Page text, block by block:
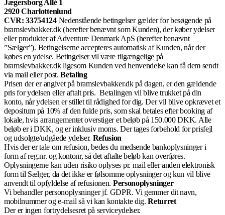
Jægersborg Allé 1
2920 Charlottenlund
CVR: 33754124 Nedenstående betingelser gælder for besøgende på
bramslevbakker.dk (herefter benævnt som Kunden), der køber ydelser
eller produkter af Adventure Denmark ApS (herefter benævnt
”Sælger”). Betingelserne accepteres automatisk af Kunden, når der
købes en ydelse. Betingelser vil være tilgængelige på
bramslevbakker.dk ligesom Kunden ved henvendelse kan få dem sendt
via mail eller post. Betaling
Prisen der er angivet på bramslevbakker.dk på dagen, er den gældende
pris for ydelsen eller aftalt pris. Betalingen vil blive trukket på din
konto, når ydelsen er stillet til rådighed for dig. Der vil blive opkrævet et
depositum på 10% af den fulde pris, som skal betales efter booking af
lokale, hvis arrangementet overstiger et beløb på 150.000 DKK. Alle
beløb er i DKK, og er inklusiv moms. Der tages forbehold for prisfejl
og udsolgte/udgåede ydelser. Refusion
Hvis der er tale om refusion, bedes du medsende bankoplysninger i
form af reg.nr. og kontonr, så det aftalte beløb kan overføres.
Oplysningerne kan uden risiko oplyses pr. mail eller anden elektronisk
form til Sælger, da det ikke er følsomme oplysninger og kun vil blive
anvendt til opfyldelse af refusionen. Personoplysninger
Vi behandler personoplysninger jf. GDPR. Vi gemmer dit navn,
mobilnummer og e-mail så vi kan kontakte dig. Returret
Der er ingen fortrydelsesret på serviceydelser.